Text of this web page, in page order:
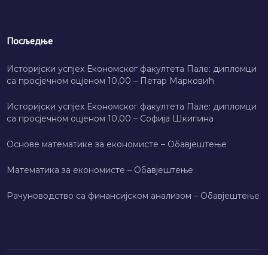
Посљедње
Историјски успјех Економског факултета Пале: дипломци
са просјечном оцјеном 10,00 – Петар Марковић
Историјски успјех Економског факултета Пале: дипломци
са просјечном оцјеном 10,00 – Софија Шкипина
Основе математике за економисте – Обавјештење
Математика за економисте – Обавјештење
Рачуноводство са финансијском анализом – Обавјештење